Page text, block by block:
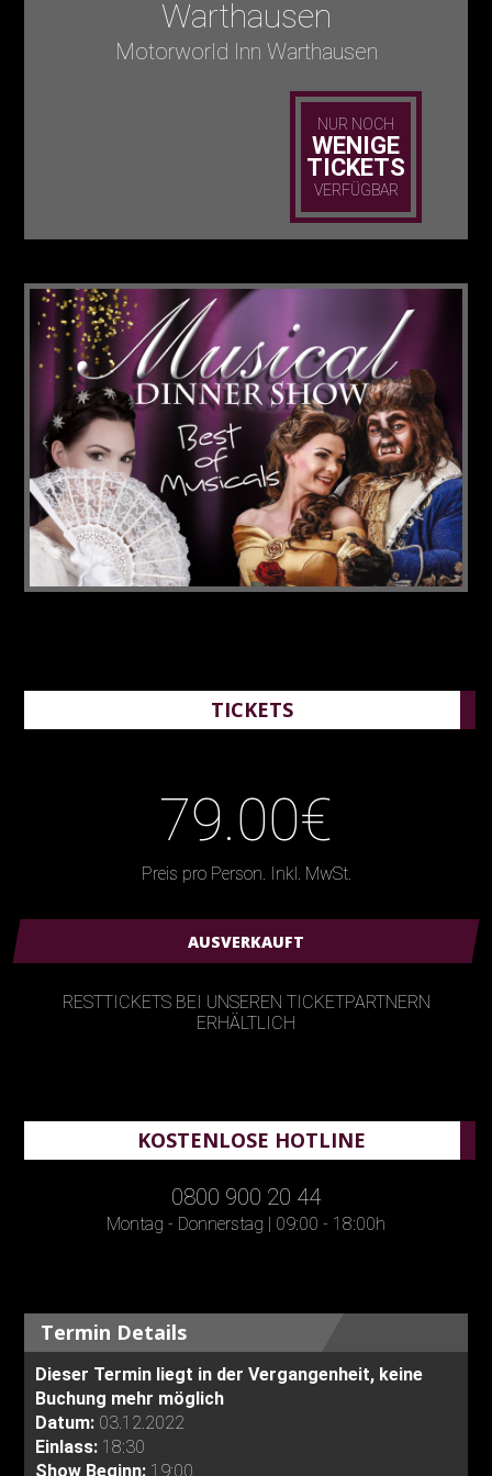
Warthausen
Motorworld Inn Warthausen
NUR NOCH
WENIGE
TICKETS
VERFÜGBAR
TICKETS
79.00€
Preis pro Person. Inkl. MwSt.
AUSVERKAUFT
RESTTICKETS BEI UNSEREN TICKETPARTNERN
ERHÄLTLICH
KOSTENLOSE HOTLINE
0800 900 20 44
Montag - Donnerstag | 09:00 - 18:00h
Termin Details
Dieser Termin liegt in der Vergangenheit, keine
Buchung mehr möglich
Datum: 03.12.2022
Einlass: 18:30
Show Beginn: 19:00